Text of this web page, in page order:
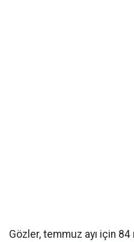
Gözler, temmuz ayı için